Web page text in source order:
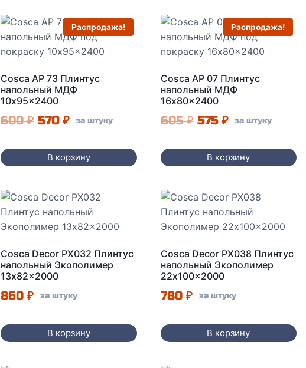
Распродажа!
Cosca AP 73 Плинтус
напольный МДФ
10x95x2400
600₽ Первоначальная
составляла
570₽Текущая
570 ₽.
за штуку
В корзину
Распродажа!
Cosca AP 07 Плинтус
напольный МДФ
16x80x2400
605₽ Первоначальная
составляла
575 ₽Текущая
575 ₽.
за штуку
В корзину
Cosca Decor PX032 Плинтус
напольный Экополимер
13x82x2000
860₽ за штуку
В корзину
Cosca Decor PX038 Плинтус
напольный Экополимер
22x100x2000
780 ₽ за штуку
В корзину